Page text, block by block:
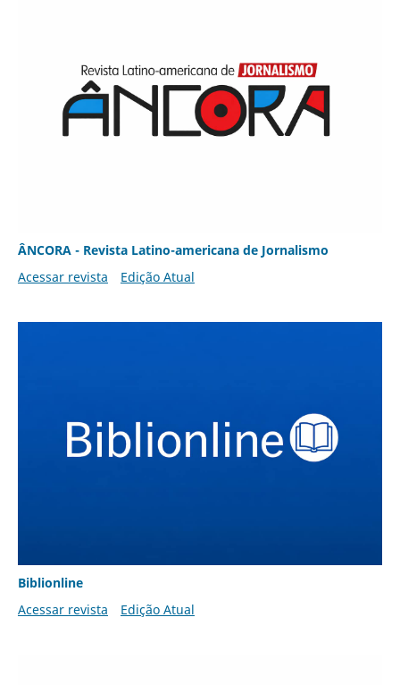
ÂNCORA - Revista Latino-americana de Jornalismo
Acessar revista
Edição Atual
Biblionline
Acessar revista
Edição Atual